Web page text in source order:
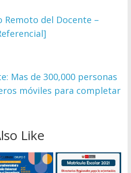
Remoto del Docente –
Mas de 300,000 personas
móviles para completar
Like